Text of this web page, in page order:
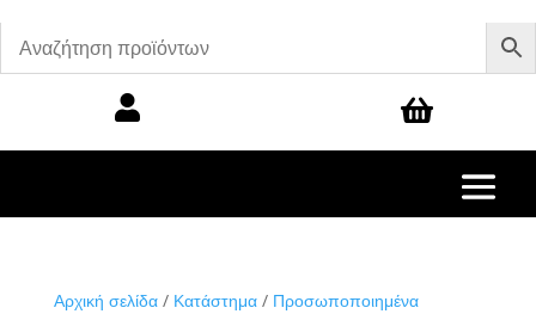
 
Αρχική σελίδα/ Κατάστημα/ Προσωποποιημένα